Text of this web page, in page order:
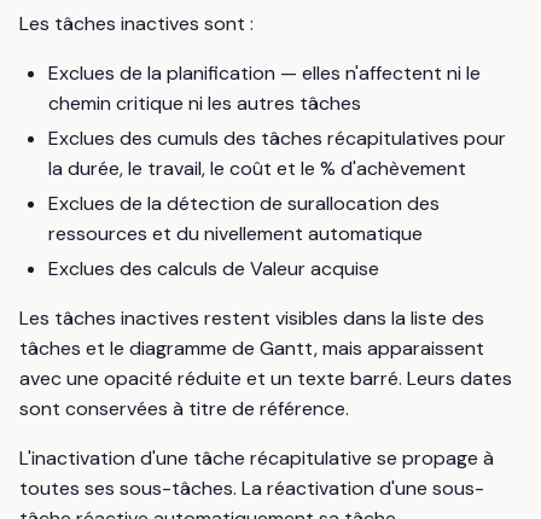
Les tâches inactives sont :
Exclues de la planification — elles n'affectent ni le
chemin critique ni les autres tâches
Exclues des cumuls des tâches récapitulatives pour
la durée, le travail, le coût et le % d'achèvement
Exclues de la détection de surallocation des
ressources et du nivellement automatique
Exclues des calculs de Valeur acquise
Les tâches inactives restent visibles dans la liste des
tâches et le diagramme de Gantt, mais apparaissent
avec une opacité réduite et un texte barré. Leurs dates
sont conservées à titre de référence.
L'inactivation d'une tâche récapitulative se propage à
toutes ses sous-tâches. La réactivation d'une sous-